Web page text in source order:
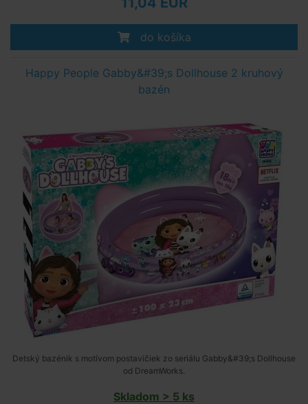
do košíka
Happy People Gabby&#39;s Dollhouse 2 kruhový
bazén
Detský bazénik s motívom postavičiek zo seriálu Gabby&#39;s Dollhouse
od DreamWorks.
Skladom > 5 ks